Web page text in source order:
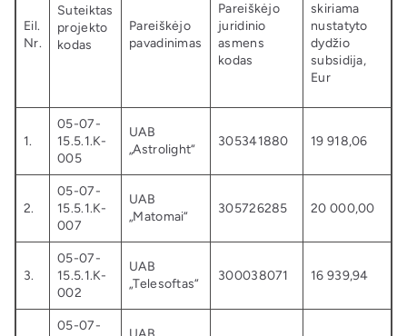
Eil.
Nr.
Suteiktas
projekto
kodas
Pareiškėjo
pavadinimas
Pareiškėjo
juridinio
asmens
kodas
skiriama
nustatyto
dydžio
subsidija,
Eur
1.
05-07-
15.5.1.K-
005
UAB
„Astrolight“
305341880 19 918,06
2.
05-07-
15.5.1.K-
007
UAB
„Matomai“
305726285 20 000,00
3.
05-07-
15.5.1.K-
002
UAB
„Telesoftas“
300038071 16 939,94
05-07-